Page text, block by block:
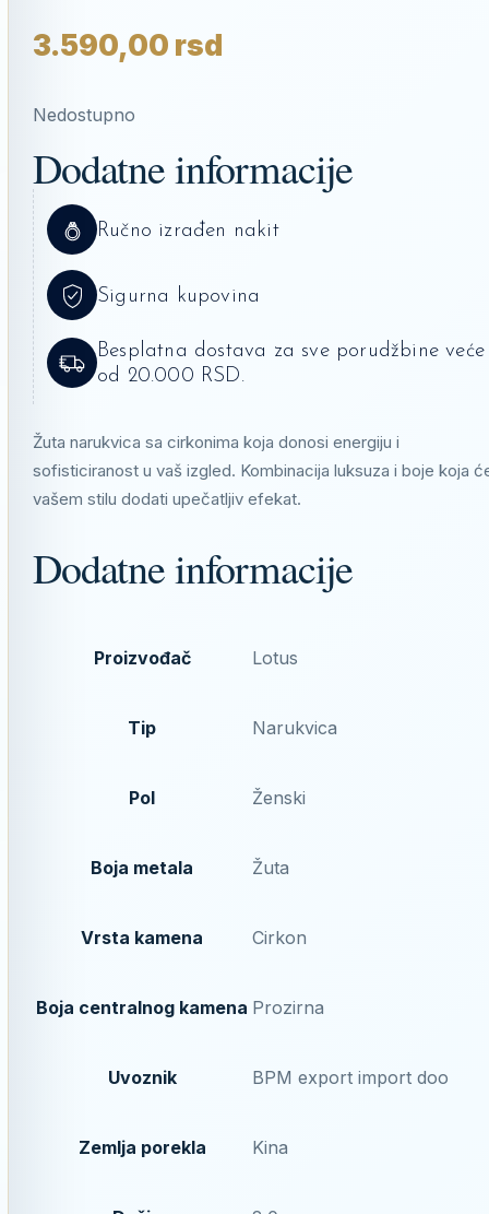
3.590,00 rsd
Nedostupno
Dodatne informacije
Ručno izrađen nakit
Sigurna kupovina
Besplatna dostava za sve porudžbine veće
od 20.000 RSD.
Žuta narukvica sa cirkonima koja donosi energiju i
sofisticiranost u vaš izgled. Kombinacija luksuza i boje koja
vašem stilu dodati upečatljiv efekat.
Dodatne informacije
Proizvođač Lotus
Tip Narukvica
Pol Ženski
Boja metala Žuta
Vrsta kamena Cirkon
Boja centralnog kamena Prozirna
Uvoznik BPM export import doo
Zemlja porekla Kina